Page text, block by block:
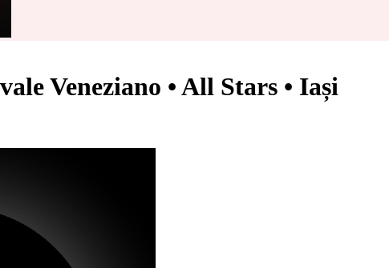
Veneziano • All Stars • Iași